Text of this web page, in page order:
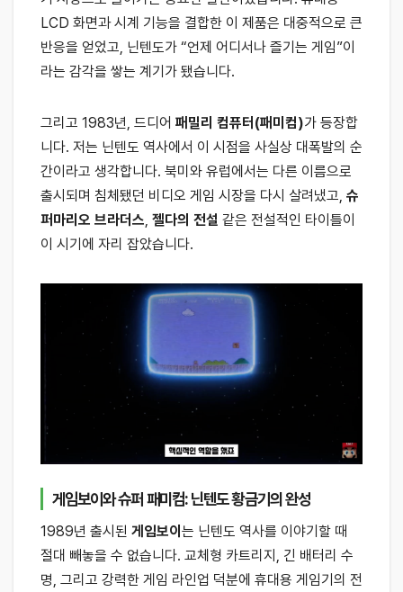
LCD 화면과 시계 기능을 결합한 이 제품은 대중적으로 큰
반응을 얻었고, 닌텐도가 “언제 어디서나 즐기는 게임”이
라는 감각을 쌓는 계기가 됐습니다.
그리고 1983년, 드디어 패밀리 컴퓨터(패미컴)가 등장합
니다. 저는 닌텐도 역사에서 이 시점을 사실상 대폭발의 순
간이라고 생각합니다. 북미와 유럽에서는 다른 이름으로
출시되며 침체됐던 비디오 게임 시장을 다시 살려냈고, 슈
퍼마리오 브라더스, 젤다의 전설 같은 전설적인 타이틀이
이 시기에 자리 잡았습니다.
게임보이와 슈퍼 패미컴: 닌텐도 황금기의 완성
1989년 출시된 게임보이 는 닌텐도 역사를 이야기할 때
절대 빼놓을 수 없습니다. 교체형 카트리지, 긴 배터리 수
명, 그리고 강력한 게임 라인업 덕분에 휴대용 게임기의 전